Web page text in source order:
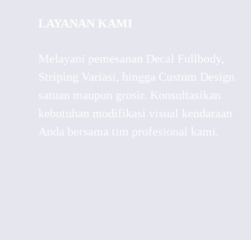
LAYANAN KAMI
Melayani pemesanan Decal Fullbody,
Striping Variasi, hingga Custom Design
satuan maupun grosir. Konsultasikan
kebutuhan modifikasi visual kendaraan
Anda bersama tim profesional kami.